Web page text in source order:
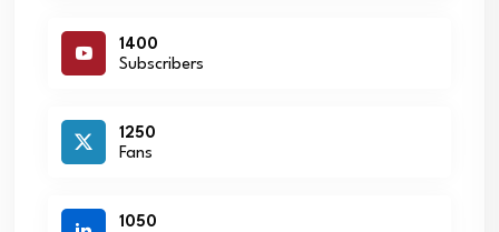
1400
Subscribers
1250
Fans
1050